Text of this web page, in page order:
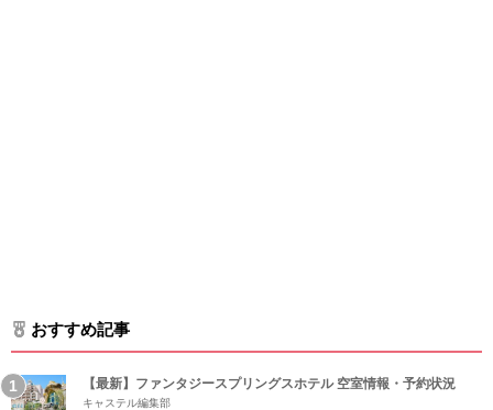
おすすめ記事
【最新】ファンタジースプリングスホテル 空室情報・予約状況
キャステル編集部